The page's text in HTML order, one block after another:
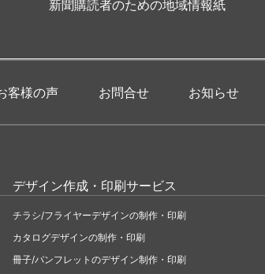
新聞購読者のための地域情報紙
客様の声 お問合せ お知らせ
デザイン作成・印刷サービス
チラシ/フライヤーデザインの制作・印刷
カタログデザインの制作・印刷
冊子/パンフレットのデザイン制作・印刷